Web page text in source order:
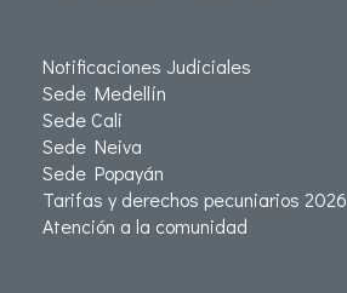
Notificaciones Judiciales
Sede Medellín
Sede Cali
Sede Neiva
Sede Popayán
Tarifas y derechos pecuniarios 2026
Atención a la comunidad